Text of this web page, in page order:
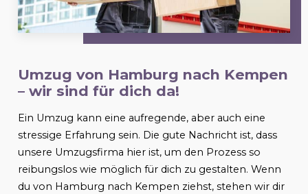
Umzug von Hamburg nach Kempen
– wir sind für dich da!
Ein Umzug kann eine aufregende, aber auch eine
stressige Erfahrung sein. Die gute Nachricht ist, dass
unsere Umzugsfirma hier ist, um den Prozess so
reibungslos wie möglich für dich zu gestalten. Wenn
du von Hamburg nach Kempen ziehst, stehen wir dir